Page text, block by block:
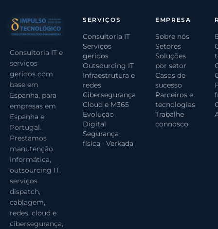
Consultoria IT e
serviços
geridos com
base em
Espanha, para
empresas em
Espanha e
Portugal.
Prestamos
manutenção
informática,
outsourcing IT,
serviços
dispatch,
cablagem,
redes, cloud e
cibersegurança,
SERVIÇOS
Consultoria IT
Serviços
geridos
Outsourcing IT
Infraestrutura e
redes
Cibersegurança
Cloud e M365
Evolução
Digital
Segurança
física · Verkada
EMPRESA
Sobre nós
Setores
Soluções
por setor
Casos de
sucesso
Parceiros e
tecnologias
Trabalhe
connosco